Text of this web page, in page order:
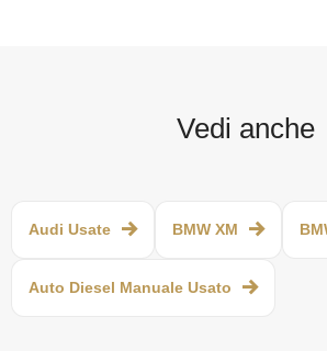
Vedi anche
Audi Usate BMW XM
Auto Diesel Manuale Usato